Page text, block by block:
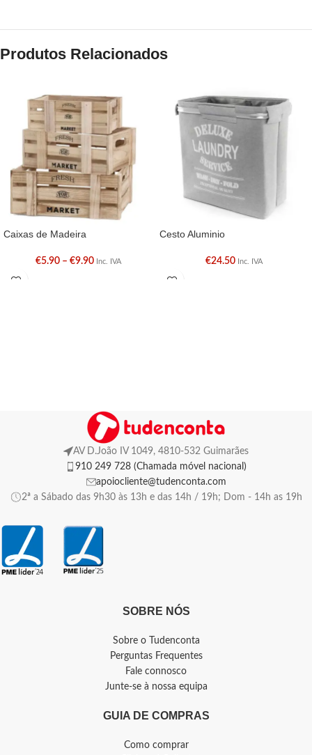
Produtos Relacionados
Caixas de Madeira
€5.90 – €9.90 Inc. IVA
Cesto Aluminio
€24.50 Inc. IVA
AV D.João IV 1049, 4810-532 Guimarães
910 249 728 (Chamada móvel nacional)
apoiocliente@tudenconta.com
2ª a Sábado das 9h30 às 13h e das 14h / 19h; Dom - 14h as 19h
SOBRE NÓS
Sobre o Tudenconta
Perguntas Frequentes
Fale connosco
Junte-se à nossa equipa
GUIA DE COMPRAS
Como comprar